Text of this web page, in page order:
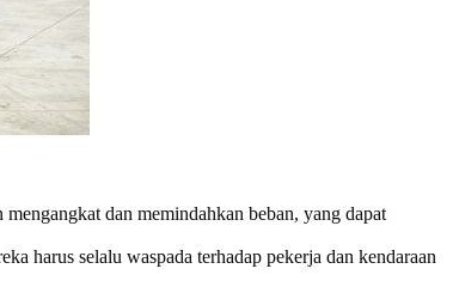
dan memindahkan beban, yang dapat
harus selalu waspada terhadap pekerja dan kendaraan